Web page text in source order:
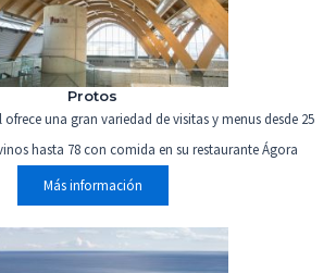
Protos
una gran variedad de visitas y menus desde 25
hasta 78 con comida en su restaurante Ágora
Más información